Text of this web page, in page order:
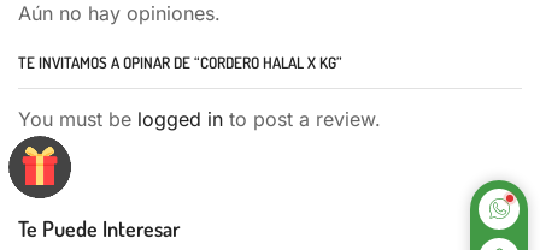
Aún no hay opiniones.
TE INVITAMOS A OPINAR DE “CORDERO HALAL X KG”
You must be logged in to post a review.
Te Puede Interesar